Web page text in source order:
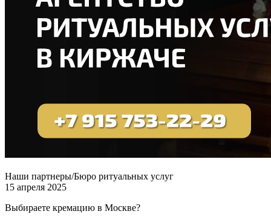
Наши партнеры/Бюро ритуальных услуг
15 апреля 2025
Выбираете кремацию в Москве?